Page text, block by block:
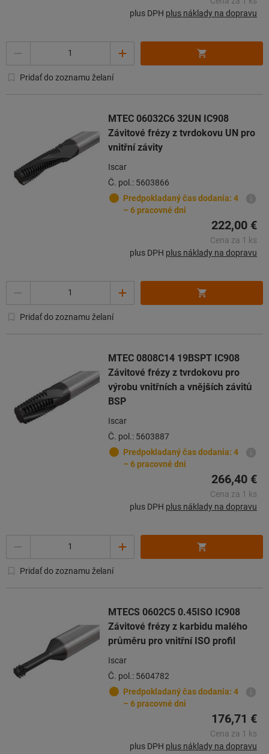
plus DPH plus náklady na dopravu
Pridať do zoznamu želaní
MTEC 06032C6 32UN IC908
Závitové frézy z tvrdokovu UN pro
vnitřní závity
Iscar
Č. pol.: 5603866
Predpokladaný čas dodania: 4
– 6 pracovné dni
222,00 €
Cena za 1 ks
plus DPH plus náklady na dopravu
Pridať do zoznamu želaní
MTEC 0808C14 19BSPT IC908
Závitové frézy z tvrdokovu pro
výrobu vnitřních a vnějších závitů
BSP
Iscar
Č. pol.: 5603887
Predpokladaný čas dodania: 4
– 6 pracovné dni
266,40 €
Cena za 1 ks
plus DPH plus náklady na dopravu
Pridať do zoznamu želaní
MTECS 0602C5 0.45ISO IC908
Závitové frézy z karbidu malého
průměru pro vnitřní ISO profil
Iscar
Č. pol.: 5604782
Predpokladaný čas dodania: 4
– 6 pracovné dni
176,71 €
Cena za 1 ks
plus DPH plus náklady na dopravu